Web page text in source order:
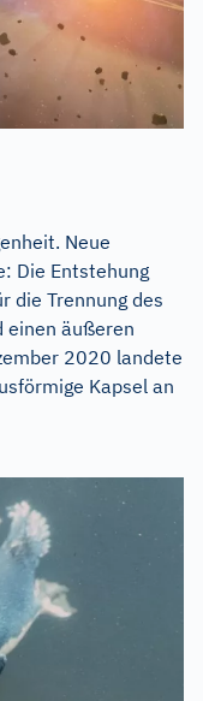
Neue
Die Entstehung
die Trennung des
einen äußeren
2020 landete
Kapsel an